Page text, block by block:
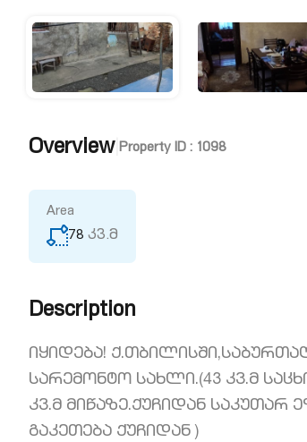
Overview| Property ID : 1098
Area
78 კვ.მ
Description
იყიდება!
სარემონტო სახლი.(43 კვ.მ
კვ.მ მიწაზე.ქუჩიდან საკუთარ
გაკეთება ქუჩიდან )